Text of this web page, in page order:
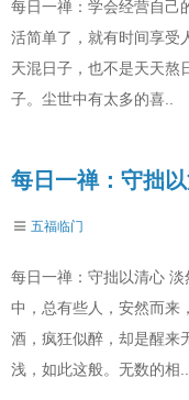
每日一禅：学会经营自己
活简单了，就有时间享受
天混日子，也不是天天熬
子。尘世中有太多的喜..
每日一禅：守拙
五福临门
每日一禅：守拙以清心
中，总有些人，安然而来
酒，疯狂似醉，却是醒来
浅，如此这般。无数的相..